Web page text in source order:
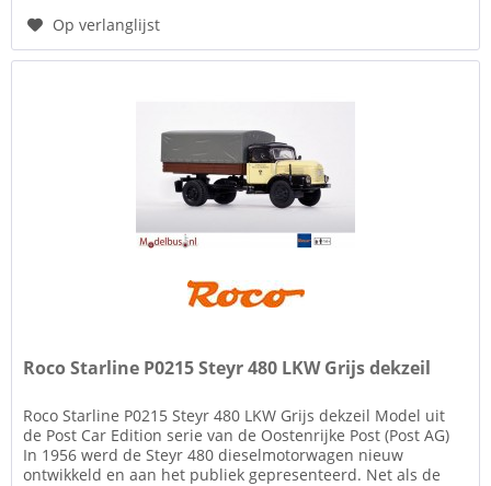
Op verlanglijst
Roco Starline P0215 Steyr 480 LKW Grijs dekzeil
Roco Starline P0215 Steyr 480 LKW Grijs dekzeil Model uit
de Post Car Edition serie van de Oostenrijke Post (Post AG)
In 1956 werd de Steyr 480 dieselmotorwagen nieuw
ontwikkeld en aan het publiek gepresenteerd. Net als de